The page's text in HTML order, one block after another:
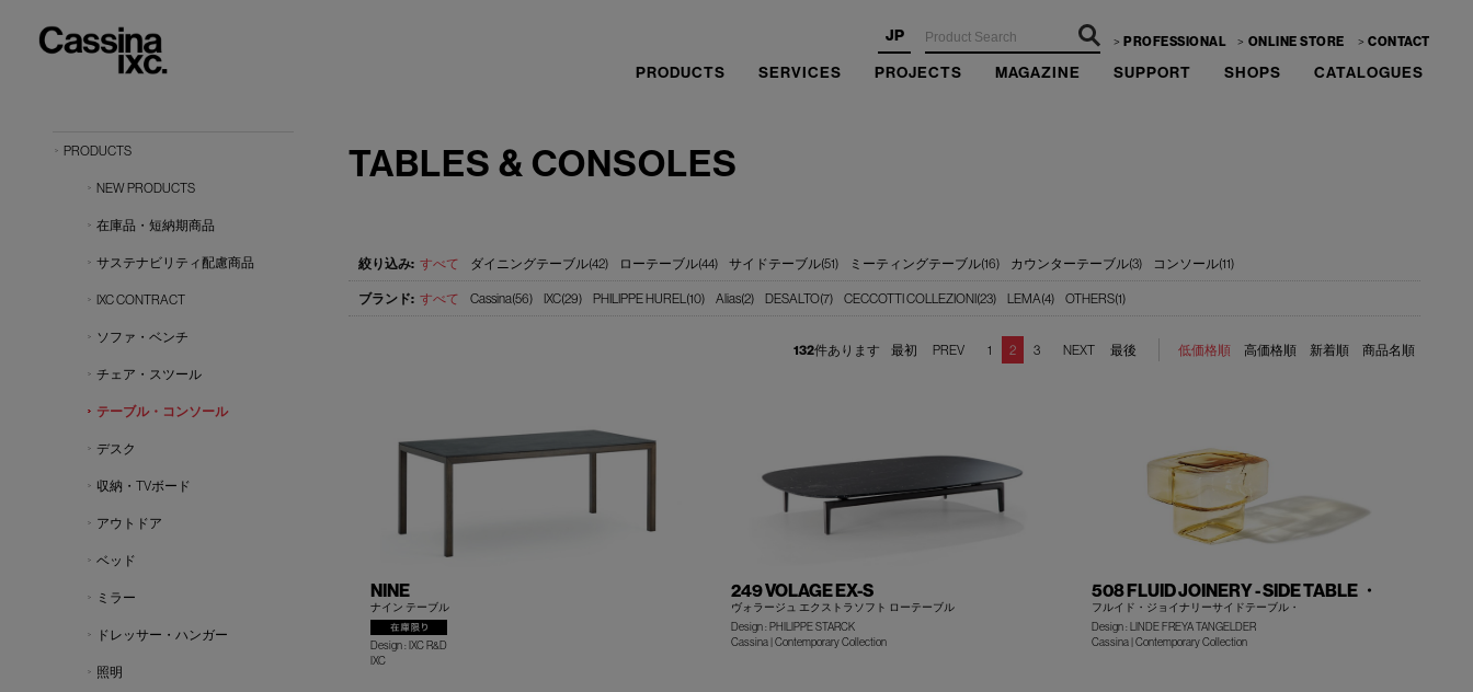
JP PROFESSIONAL ONLINE STORE CONTACT
PRODUCTS SERVICES PROJECTS MAGAZINE SUPPORT SHOPS CATALOGUES
TABLES & CONSOLES
すべて ダイニングテーブル(42) ローテーブル(44) サイドテーブル(51) ミーティングテーブル(16) カウンターテーブル(3) コンソール(11)
すべて Cassina(56) IXC(29) PHILIPPE HUREL(10) Alias(2) DESALTO(7) CECCOTTI COLLEZIONI(23) LEMA(4) OTHERS(1)
低価格順 高価格順 新着順 商品名順
132件あります 最初 PREV 1 2 3 NEXT 最後
NINE
ナイン テーブル
Design : IXC R&D
IXC
249 VOLAGE EX-S
ヴォラージュ エクストラソフト ローテーブル
Design : PHILIPPE STARCK
Cassina | Contemporary Collection
508 FLUID JOINERY - SIDE TABLE ・
フルイド・ジョイナリーサイドテーブル・
Design : LINDE FREYA TANGELDER
Cassina | Contemporary Collection
PRODUCTS
NEW PRODUCTS
在庫品・短納期商品
サステナビリティ配慮商品
IXC CONTRACT
ソファ・ベンチ
チェア・スツール
テーブル・コンソール
デスク
収納・TVボード
アウトドア
ベッド
ミラー
ドレッサー・ハンガー
照明